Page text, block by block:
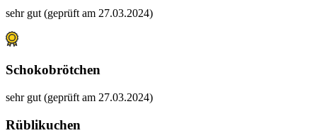
sehr gut (geprüft am 27.03.2024)
Schokobrötchen
sehr gut (geprüft am 27.03.2024)
Rüblikuchen